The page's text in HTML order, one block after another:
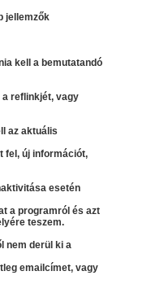
jellemzők
kell a bemutatandó
a reflinkjét, vagy
az aktuális
fel, új információt,
esetén
a programról és azt
teszem.
nem derül ki a
emailcímet, vagy